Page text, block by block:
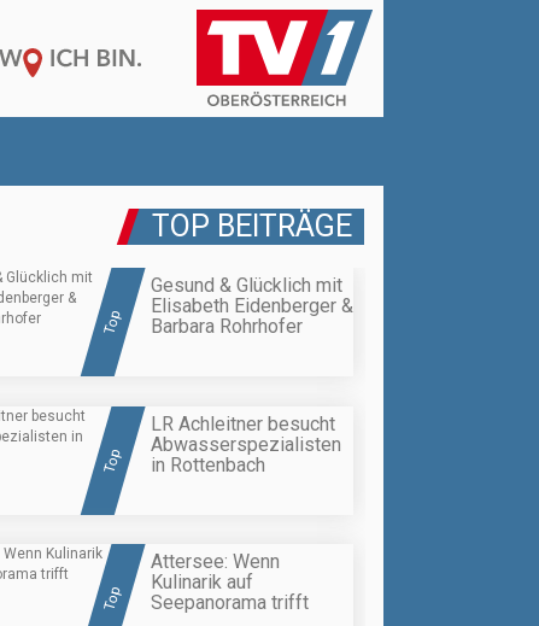
TOP BEITRÄGE
Top
Gesund & Glücklich mit
Elisabeth Eidenberger &
Barbara Rohrhofer
Top
LR Achleitner besucht
Abwasserspezialisten
in Rottenbach
Top
Attersee: Wenn
Kulinarik auf
Seepanorama trifft